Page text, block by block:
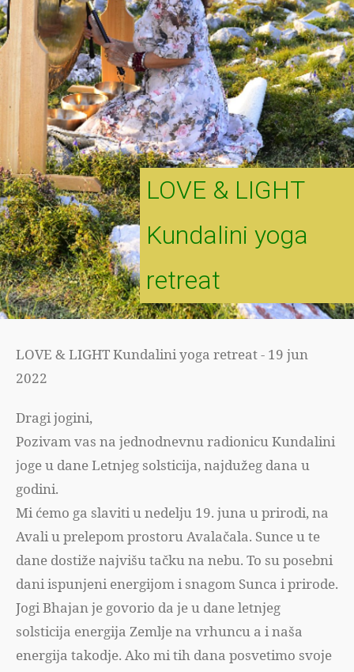
LOVE & LIGHT
Kundalini yoga
retreat
LOVE & LIGHT Kundalini yoga retreat - 19 jun
2022
Dragi jogini,
Pozivam vas na jednodnevnu radionicu Kundalini
joge u dane Letnjeg solsticija, najdužeg dana u
godini.
Mi ćemo ga slaviti u nedelju 19. juna u prirodi, na
Avali u prelepom prostoru Avalačala. Sunce u te
dane dostiže najvišu tačku na nebu. To su posebni
dani ispunjeni energijom i snagom Sunca i prirode.
Jogi Bhajan je govorio da je u dane letnjeg
solsticija energija Zemlje na vrhuncu a i naša
energija takodje. Ako mi tih dana posvetimo svoje